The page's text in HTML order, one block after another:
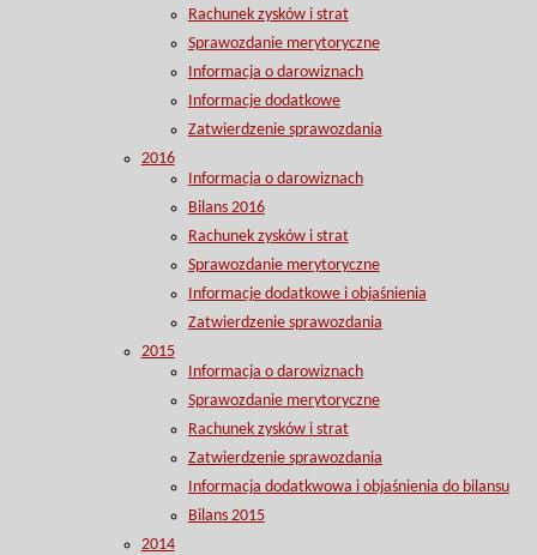
Rachunek zysków i strat
Sprawozdanie merytoryczne
Informacja o darowiznach
Informacje dodatkowe
Zatwierdzenie sprawozdania
2016
Informacja o darowiznach
Bilans 2016
Rachunek zysków i strat
Sprawozdanie merytoryczne
Informacje dodatkowe i objaśnienia
Zatwierdzenie sprawozdania
2015
Informacja o darowiznach
Sprawozdanie merytoryczne
Rachunek zysków i strat
Zatwierdzenie sprawozdania
Informacja dodatkwowa i objaśnienia do bilansu
Bilans 2015
2014